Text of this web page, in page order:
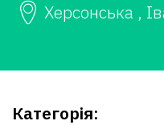
Херсонська ,
Категорія: